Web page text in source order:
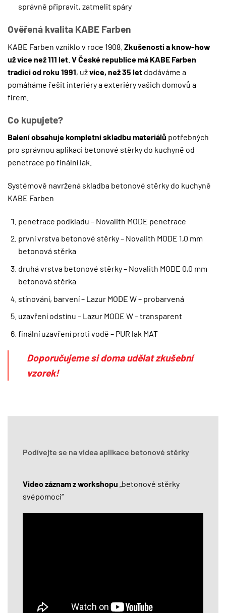
správně připravit, zatmelit spáry
Ověřená kvalita KABE Farben
KABE Farben vzniklo v roce 1908. Zkušenosti a know-how
už více než 111 let V České republice má KABE Farben
tradici od roku 1991, užvíce, než 35 let dodáváme a
pomáháme řešit interiéry a exteriéry vašich domovů a
firem.
Co kupujete?
Balení obsahuje kompletní skladbu materiálů potřebných
pro správnou aplikaci betonové stěrky do kuchyně od
penetrace po finální lak.
Systémově navržená skladba betonové stěrky do kuchyně
KABE Farben
penetrace podkladu – Novalith MODE penetrace
první vrstva betonové stěrky – Novalith MODE 1,0 mm
betonová stěrka
druhá vrstva betonové stěrky – Novalith MODE 0,0 mm
betonová stěrka
stínování, barvení – Lazur MODE W – probarvená
uzavření odstínu – Lazur MODE W – transparent
finální uzavření proti vodě – PUR lak MAT
Doporučujeme si doma udělat zkušební
vzorek!
Podívejte se na videa aplikace betonové stěrky
Video záznam z workshopu „betonové stěrky
svépomoci“